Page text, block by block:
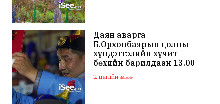
Даян аварга
Б.Орхонбаярын цолны
хүндэтгэлийн хүчит
бөхийн барилдаан 13.00
цагаас эхэлнэ
2 цагийн өмнө